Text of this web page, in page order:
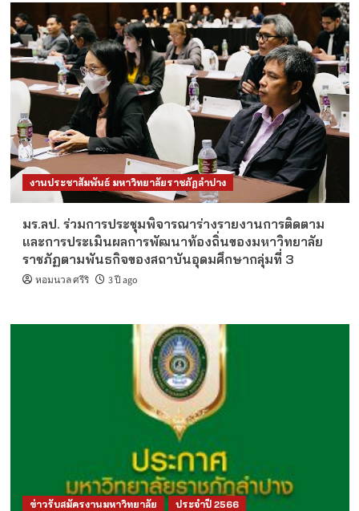
งานประชาสัมพันธ์ มหาวิทยาลัยราชภัฏลำปาง
มร.ลป. ร่วมการประชุมพิจารณาร่างรายงานการติดตาม
และการประเมินผลการพัฒนาท้องถิ่นของมหาวิทยาลัย
ราชภัฏตามพันธกิจของสถาบันอุดมศึกษากลุ่มที่ 3
หอมนวล ศรีริ 3 ปี ago
ข่าวรับสมัครงานมหาวิทยาลัย ประจำปี 2566